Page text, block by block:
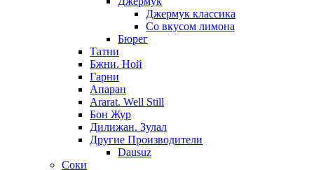
Джермук классика
Со вкусом лимона
Бюрег
Татни
Бжни. Ной
Гарни
Апаран
Ararat. Well Still
Бон Жур
Дилижан. Зулал
Другие Производители
Dausuz
Соки